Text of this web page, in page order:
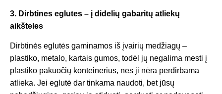
3. Dirbtines eglutes – į didelių gabaritų atliekų
aikšteles
Dirbtinės eglutės gaminamos iš įvairių medžiagų –
plastiko, metalo, kartais gumos, todėl jų negalima mesti į
plastiko pakuočių konteinerius, nes ji nėra perdirbama
atlieka. Jei eglutė dar tinkama naudoti, bet jūsų